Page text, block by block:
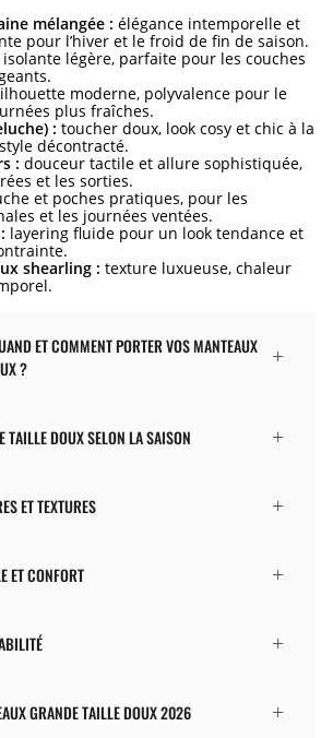
mélangée : élégance intemporelle et
pour l’hiver et le froid de fin de saison.
isolante légère, parfaite pour les couches
moderne, polyvalence pour le
plus fraîches.
: toucher doux, look cosy et chic à la
décontracté.
: douceur tactile et allure sophistiquée,
et les sorties.
et poches pratiques, pour les
et les journées ventées.
layering fluide pour un look tendance et
shearling : texture luxueuse, chaleur
ET COMMENT PORTER VOS MANTEAUX
?
TAILLE DOUX SELON LA SAISON
ET TEXTURES
ET CONFORT
GRANDE TAILLE DOUX 2026